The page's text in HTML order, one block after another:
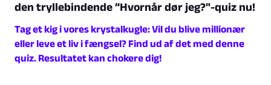
den tryllebindende “Hvornår dør jeg?"-quiz nu!
Tag et kig i vores krystalkugle: Vil du blive millionær
eller leve et liv i fængsel? Find ud af det med denne
quiz. Resultatet kan chokere dig!